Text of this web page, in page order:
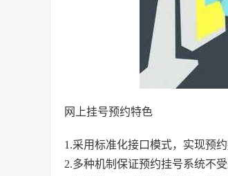
网上挂号预约特色
1.采用标准化接口模式，实现预
2.多种机制保证预约挂号系统不受